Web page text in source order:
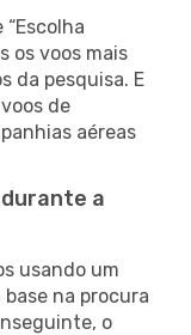
os voos mais
da pesquisa. E
de
aéreas
a
usando um
na procura
o